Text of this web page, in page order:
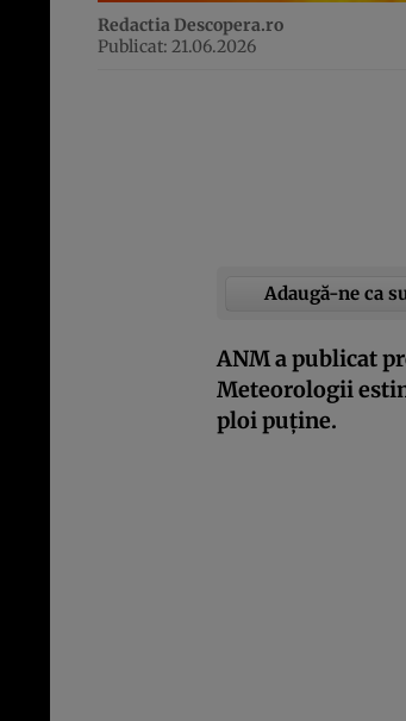
Redactia Descopera.ro
Publicat: 21.06.2026
Adaugă-ne ca
ANM a publicat
Meteorologii
ploi puține.